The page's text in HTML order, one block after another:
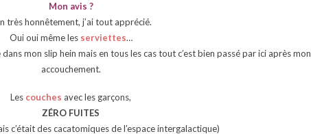
Mon avis ?
très honnêtement, j’ai tout apprécié.
Oui oui même les serviettes…
mon slip hein mais en tous les cas tout c’est bien passé par ici après mon
accouchement.
Les couches avec les garçons,
ZÉRO FUITES
c’était des cacatomiques de l’espace intergalactique)